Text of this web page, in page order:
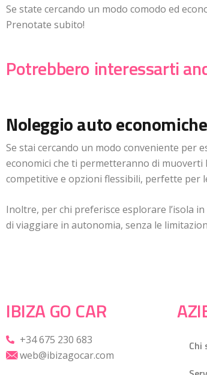
Se state cercando un modo comodo ed
Prenotate subito!
Potrebbero interessarti
Noleggio auto
Se stai cercando un modo conveniente per
economici che ti permetteranno di
competitive e opzioni flessibili, perfette per
Inoltre, per chi preferisce esplorare l’isola
di viaggiare in autonomia, senza le
IBIZA GO CAR
+34 675 230 683
web@ibizagocar.com
Chi